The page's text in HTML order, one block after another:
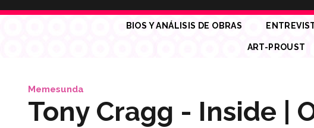
BIOS Y ANÁLISIS DE OBRAS
ART-PROUST
Memesunda
Tony Cragg - Inside |